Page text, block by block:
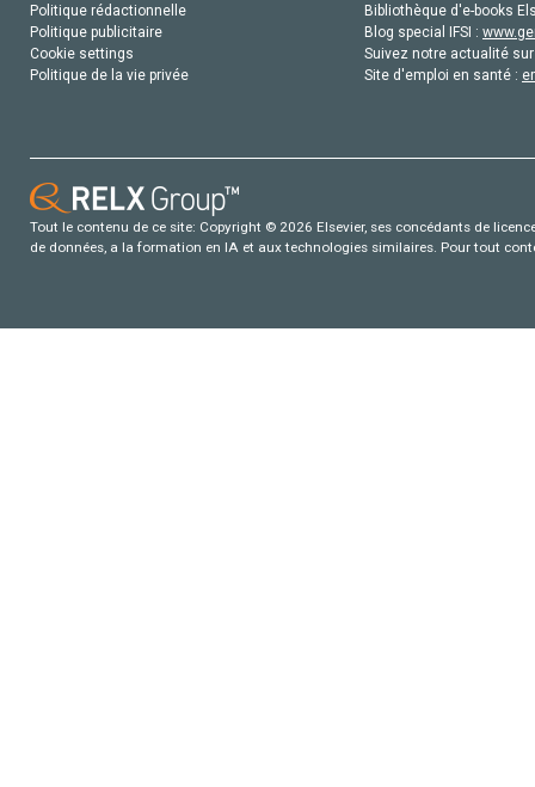
Politique rédactionnelle
Politique publicitaire
Cookie settings
Politique de la vie privée
Bibliothèque d'e-books
Blog special IFSI :
Suivez notre actualité
Site d'emploi en santé :
Tout le contenu de ce site: Copyright © 2026 Elsevier, ses concédants de
de données, a la formation en IA et aux technologies similaires. Pour tout